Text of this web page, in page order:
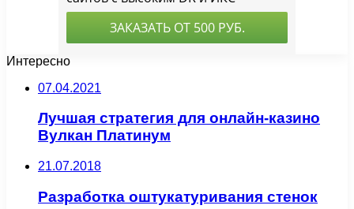
Интересно
07.04.2021
Лучшая стратегия для онлайн-казино
Вулкан Платинум
21.07.2018
Разработка оштукатуривания стенок